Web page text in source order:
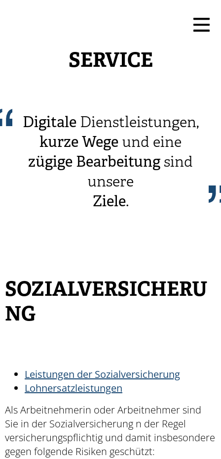
SERVICE
DigitaleDienstleistungen,
kurzeWege und eine
zügige Bearbeitung sind
unsere
Ziele.
SOZIALVERSICHERU
NG
Leistungen der Sozialversicherung
Lohnersatzleistungen
Als Arbeitnehmerin oder Arbeitnehmer sind
Sie in der Sozialversicherung n der Regel
versicherungspflichtig und damit insbesondere
gegen folgende Risiken geschützt: